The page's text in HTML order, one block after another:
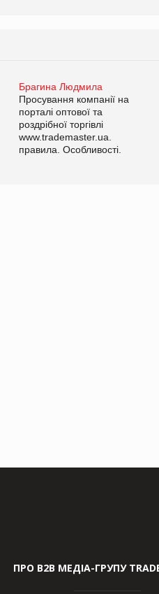
Брагина Людмила
Просування компанії на
порталі оптової та
роздрібної торгівлі
www.trademaster.ua.
правила. Особливості.
ПРО В2В МЕДІА-ГРУПУ